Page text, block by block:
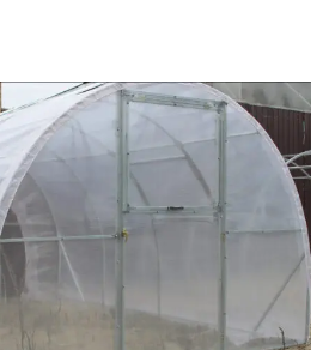
ФРИЛАНСА
УДАЛЁННОЙ
РАБОТЫ
(2026)